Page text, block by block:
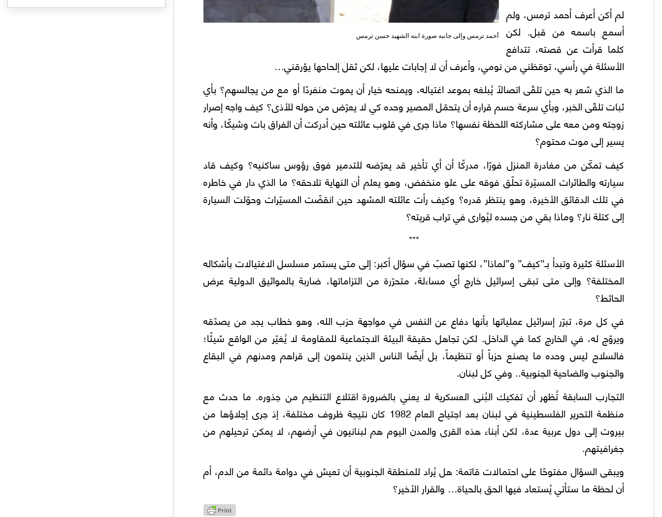
أحمد ترمس وإلى جانبه صورة ابنه الشهيد حسن ترمس
لم أكن أعرف أحمد ترمس، ولم
أسمع باسمه من قبل. لكن
كلما قرأت عن قصته، تتدافع
الأسئلة في رأسي، توقظني من نومي، وأعرف أن لا إجابات عليها، لكن ثقل إلحاحها يؤرقني…
ما الذي شعر به حين تلقّى اتصالًا يُبلغه بموعد اغتياله، ويمنحه خيار أن يموت منفردًا أو مع من يجالسهم؟ بأي
ثبات تلقّى الخبر، وبأي سرعة حسم قراره أن يتحمّل المصير وحده كي لا يعرّض من حوله للأذى؟ كيف واجه إصرار
زوجته ومن معه على مشاركته اللحظة نفسها؟ ماذا جرى في قلوب عائلته حين أدركت أن الفراق بات وشيكًا، وأنه
يسير إلى موت محتوم؟
كيف تمكّن من مغادرة المنزل فورًا، مدركًا أن أي تأخير قد يعرّضه للتدمير فوق رؤوس ساكنيه؟ وكيف قاد
سيارته والطائرات المسيّرة تحلّق فوقه على علو منخفض، وهو يعلم أن النهاية تلاحقه؟ ما الذي دار في خاطره
في تلك الدقائق الأخيرة، وهو ينتظر قدره؟ وكيف رأت عائلته المشهد حين انقضّت المسيّرات وحوّلت السيارة
إلى كتلة نار؟ وماذا بقي من جسده ليُوارى في تراب قريته؟
***
الأسئلة كثيرة وتبدأ بـ”كيف” و”لماذا”، لكنها تصبّ في سؤال أكبر: إلى متى يستمر مسلسل الاغتيالات بأشكاله
المختلفة؟ وإلى متى تبقى إسرائيل خارج أي مساءلة، متحرّرة من التزاماتها، ضاربة بالمواثيق الدولية عرض
الحائط؟
في كل مرة، تبرّر إسرائيل عملياتها بأنها دفاع عن النفس في مواجهة حزب الله، وهو خطاب يجد من يصدّقه
ويروّج له، في الخارج كما في الداخل. لكن تجاهل حقيقة البيئة الاجتماعية للمقاومة لا يُغيّر من الواقع شيئًا؛
فالسلاح ليس وحده ما يصنع حزباً أو تنظيماً، بل أيضًا الناس الذين ينتمون إلى قراهم ومدنهم في البقاع
والجنوب والضاحية الجنوبية.. وفي كل لبنان.
التجارب السابقة تُظهر أن تفكيك البُنى العسكرية لا يعني بالضرورة اقتلاع التنظيم من جذوره. ما حدث مع
منظمة التحرير الفلسطينية في لبنان بعد اجتياح العام 1982 كان نتيجة ظروف مختلفة، إذ جرى إجلاؤها من
بيروت إلى دول عربية عدة، لكن أبناء هذه القرى والمدن اليوم هم لبنانيون في أرضهم، لا يمكن ترحيلهم من
جغرافيتهم.
ويبقى السؤال مفتوحًا على احتمالات قاتمة: هل يُراد للمنطقة الجنوبية أن تعيش في دوامة دائمة من الدم، أم
أن لحظة ما ستأتي يُستعاد فيها الحق بالحياة… والقرار الأخير؟